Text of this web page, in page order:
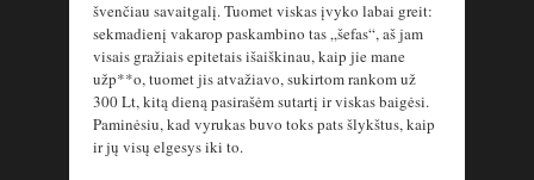
švenčiau savaitgalį. Tuomet viskas įvyko labai greit:
sekmadienį vakarop paskambino tas „šefas“, aš jam
visais gražiais epitetais išaiškinau, kaip jie mane
užp**o, tuomet jis atvažiavo, sukirtom rankom už
300 Lt, kitą dieną pasirašėm sutartį ir viskas baigėsi.
Paminėsiu, kad vyrukas buvo toks pats šlykštus, kaip
ir jų visų elgesys iki to.